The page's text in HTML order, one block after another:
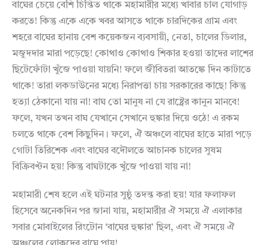
বাঘের চেয়ে বেশি চিন্তিত থাকে মহামারীর মধ্যে খাবার চাল যোগাড়
করতে! কিন্তু একে একে খবর আসতে থাকে চারদিকের গ্রাম এবং
শহরে বাঘের হানায় বেশ কয়েকজন ব্যবসায়ী, নেতা, চালের ডিলার,
মজুদদার মারা পড়েছে! কোথাও কোথাও শিকার হওয়া তাদের লাশের
ছিটেফোঁটা খুঁজে পাওয়া যায়নি! ফলে জীবিতরা আতঙ্কে দিন কাটাতে
থাকে! তারা লকডাউনের মধ্যে নিরাপত্তা চায় সরকারের কাছে! কিন্তু
হত্যা ঠেকানো যায় না! বাঘ তো মানুষ না যে রাষ্ট্রের কানুন মানবে!
ফলে, যখন তখন বাঘ যেখানে সেখানে হুঙ্কার দিয়ে ওঠে! এ রকম
চলতে থাকে বেশ কিছুদিন। ফলে, ঐ অঞ্চলে বাঘের হাতে মারা পড়ে
গোটা তিরিশেক এবং বাঘের বদৌলতে আচানক চালের সুষম
বিক্রিবণ্টন হয়! কিন্তু বাঘটাকে খুঁজে পাওয়া যায় না!
মহামারী শেষ হলে এই ঘটনার সুষ্ঠু তদন্ত করা হয়! যার ফলাফল
হিসেবে অনেকদিন পর জানা যায়, মহামারীর ঐ সময়ে ঐ এলাকার
সবার মোবাইলের রিংটোন ‘বাঘের হুঙ্কার’ ছিল, এবং ঐ সময়ে ঐ